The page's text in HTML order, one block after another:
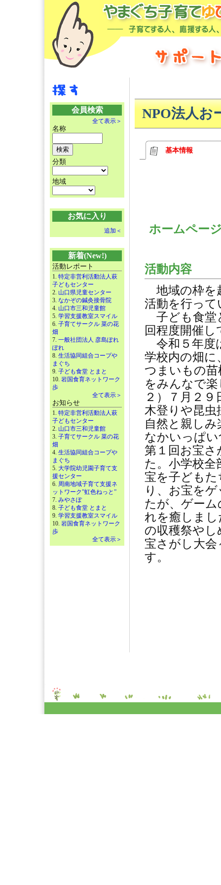
会員検索
全て表示＞
名称
分類
地域
お気に入り
追加＜
新着(New!)
活動レポート
1. 特定非営利活動法人萩
子どもセンター
2. 山口県児童センター
3. なかぞの鍼灸接骨院
4. 山口市三和児童館
5. 学習支援教室スマイル
6. 子育てサークル 菜の花
畑
7. 一般社団法人 彦島ぽれ
ぽれ
8. 生活協同組合コープや
まぐち
9. 子ども食堂 とまと
10. 岩国食育ネットワーク
歩
全て表示＞
お知らせ
1. 特定非営利活動法人萩
子どもセンター
2. 山口市三和児童館
3. 子育てサークル 菜の花
畑
4. 生活協同組合コープや
まぐち
5. 大学院幼児園子育て支
援センター
6. 周南地域子育て支援ネ
ットワーク”虹色ねっと”
7. みやさぽ
8. 子ども食堂 とまと
9. 学習支援教室スマイル
10. 岩国食育ネットワーク
歩
全て表示＞
NPO法人お
基本情報
ホームペ
活動内容
地域の枠を
活動を行って
子ども食堂
回程度開催
令和５年度
学校内の畑に
つまいもの
をみんなで
２）７月２
木登りや昆
自然と親し
なかいっぱ
第１回お宝さ
た。小学校
宝を子ども
り、お宝を
たが、ゲー
れを癒しま
の収穫祭や
宝さがし大会
す。